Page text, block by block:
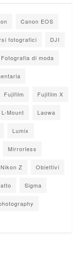
Canon EOS
fotografici DJI
Fotografia di moda
Fujifilm Fujifilm X
L-Mount Laowa
Lumix
Mirrorless
Nikon Z Obiettivi
Sigma